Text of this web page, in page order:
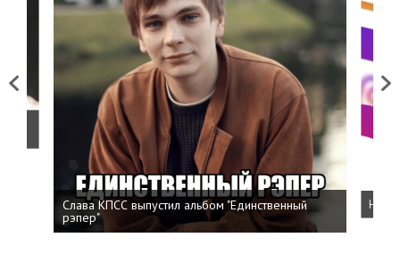
Previous
Слава КПСС выпустил альбом "Единственный
рэпер"
Next